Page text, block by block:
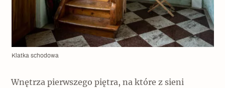
Klatka schodowa
Wnętrza pierwszego piętra, na które z sieni